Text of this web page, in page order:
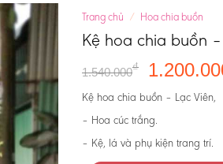
Trang chủ / Hoa chia buồn
Kệ hoa chia buồn
1.540.000₫
Kệ hoa chia buồn – Lạc
– Hoa cúc trắng.
– Kệ, lá và phụ kiện trang trí.